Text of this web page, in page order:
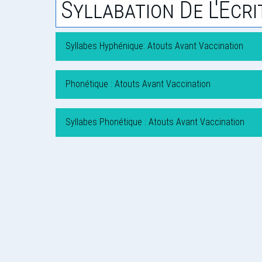
Syllabation De
Syllabes Hyphénique: Atouts Avant Vaccination
Phonétique : Atouts Avant Vaccination
Syllabes Phonétique : Atouts Avant Vaccination